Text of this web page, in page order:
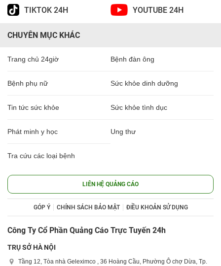
TIKTOK 24H YOUTUBE 24H
CHUYÊN MỤC KHÁC
Trang chủ 24giờ Bệnh đàn ông
Bệnh phụ nữ Sức khỏe dinh dưỡng
Tin tức sức khỏe Sức khỏe tình dục
Phát minh y học Ung thư
Tra cứu các loại bệnh
LIÊN HỆ QUẢNG CÁO
GÓP Ý CHÍNH SÁCH BẢO MẬT ĐIỀU KHOẢN SỬ DỤNG
Công Ty Cổ Phần Quảng Cáo Trực Tuyến 24h
TRỤ SỞ HÀ NỘI
Tầng 12, Tòa nhà Geleximco , 36 Hoàng Cầu, Phường Ô chợ Dừa, Tp.